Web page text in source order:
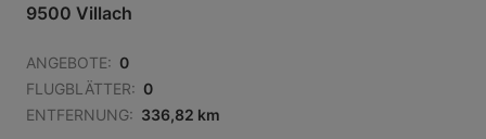
9500 Villach
ANGEBOTE: 0
FLUGBLÄTTER: 0
ENTFERNUNG: 336,82 km